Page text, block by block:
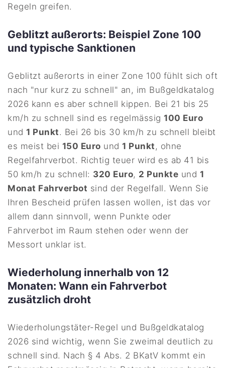
Regeln greifen.
Geblitzt außerorts: Beispiel Zone 100
und typische Sanktionen
Geblitzt außerorts in einer Zone 100 fühlt sich oft
nach "nur kurz zu schnell" an, im Bußgeldkatalog
2026 kann es aber schnell kippen. Bei 21 bis 25
km/h zu schnell sind es regelmässig100 Euro
und1 Punkt. Bei 26 bis 30 km/h zu schnell bleibt
es meist bei 150 Euro und1 Punkt, ohne
Regelfahrverbot. Richtig teuer wird es ab 41 bis
50 km/h zu schnell: 320 Euro, 2 Punkte und 1
Monat Fahrverbot sind der Regelfall. Wenn Sie
Ihren Bescheid prüfen lassen wollen, ist das vor
allem dann sinnvoll, wenn Punkte oder
Fahrverbot im Raum stehen oder wenn der
Messort unklar ist.
Wiederholung innerhalb von 12
Monaten: Wann ein Fahrverbot
zusätzlich droht
Wiederholungstäter-Regel und Bußgeldkatalog
2026 sind wichtig, wenn Sie zweimal deutlich zu
schnell sind. Nach § 4 Abs. 2 BKatV kommt ein